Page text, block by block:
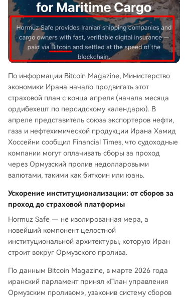
По информации Bitcoin Magazine, Министерство
экономики Ирана начало продвигать этот
страховой план с конца апреля (начала месяца
ордибехешт по персидскому календарю). В
апреле представитель союза экспортеров нефти,
газа и нефтехимической продукции Ирана Хамид
Хоссейни сообщил Financial Times, что судоходные
компании могут оплачивать сборы за проход
через Ормузский пролив недолларовыми
валютами, такими как биткоин или юань.
Ускорение институционализации: от сборов за
проход до страховой платформы
Hormuz Safe — не изолированная мера, а
новейший компонент целостной
институциональной архитектуры, которую Иран
строит вокруг Ормузского пролива.
По данным Bitcoin Magazine, в марте 2026 года
иранский парламент принял «План управления
Ормузским проливом», узаконив систему сборов